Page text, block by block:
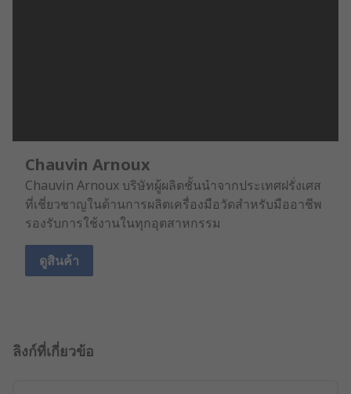
Chauvin Arnoux
Chauvin Arnoux บริษัทผู้ผลิตชั้นนำจากประเทศฝรั่งเศส
ที่เชี่ยวชาญในด้านการผลิตเครื่องมือวัดสำหรับมืออาชีพ
รองรับการใช้งานในทุกอุตสาหกรรม
ดูสินค้า
ลิงก์ที่เกี่ยวข้อ